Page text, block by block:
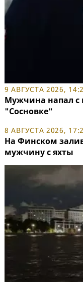
9 АВГУСТА 2026,
Мужчина напал с
"Сосновке"
8 АВГУСТА 2026,
На Финском
мужчину с яхты